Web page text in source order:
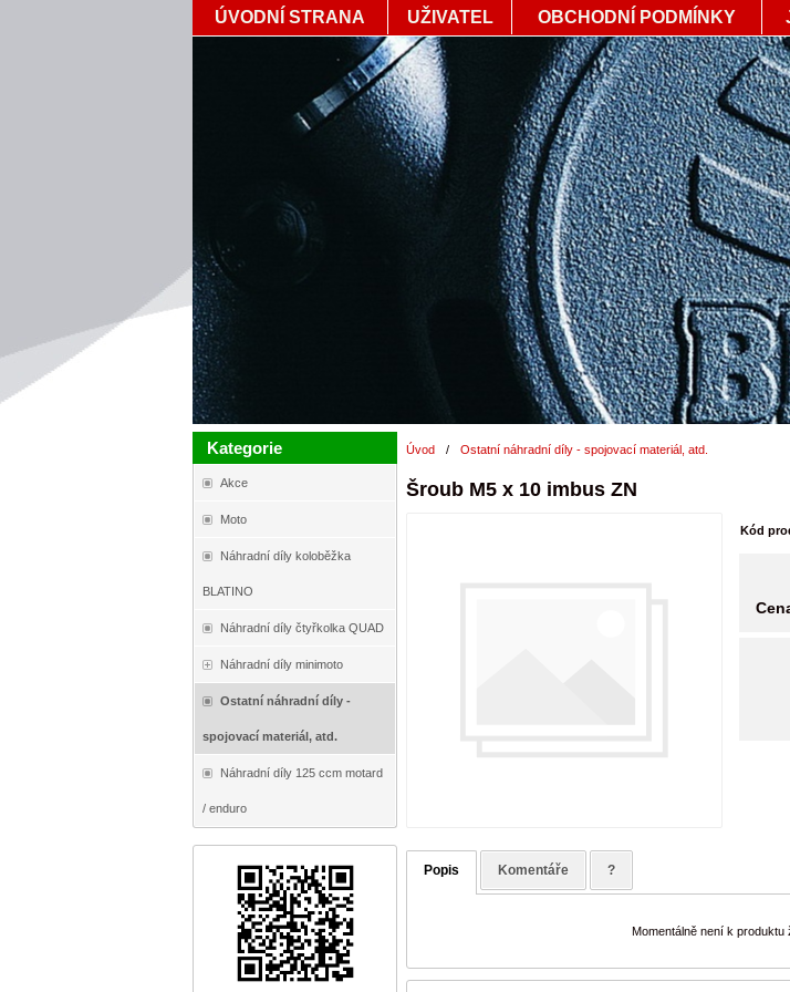
ÚVODNÍ STRANA UŽIVATEL OBCHODNÍ PODMÍNKY
Kategorie
Akce
Moto
Náhradní díly koloběžka
BLATINO
Náhradní díly čtyřkolka QUAD
Náhradní díly minimoto
Ostatní náhradní díly -
spojovací materiál, atd.
Náhradní díly 125 ccm motard
/ enduro
Úvod / Ostatní náhradní díly - spojovací materiál, atd.
Šroub M5 x 10 imbus ZN
Kód
Popis Komentáře ?
Momentálně není k produktu